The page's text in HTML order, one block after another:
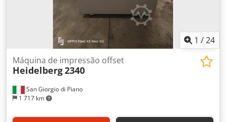
1 /24
San Giorgio di Piano
1 717 km
Máquina de impressão offset
Heidelberg2340